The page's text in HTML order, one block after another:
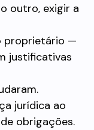
outro, exigir a
proprietário —
justificativas
jurídica ao
obrigações.